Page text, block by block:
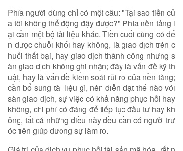
Phía người dùng chỉ có một câu: "Tại sao tiền củ
a tôi không thể động đậy được?" Phía nền tảng l
ại cần một bộ tài liệu khác. Tiền cuối cùng có đế
n được chuỗi khối hay không, là giao dịch trên c
huỗi thất bại, hay giao dịch thành công nhưng s
àn giao dịch không ghi nhận; đây là vấn đề kỹ th
uật, hay là vấn đề kiểm soát rủi ro của nền tảng;
cần bổ sung tài liệu gì, nên diễn đạt thế nào với
sàn giao dịch, sự việc có khả năng phục hồi hay
không, chi phí có đáng để tiếp tục đầu tư hay kh
ông, tất cả những điều này đều cần có người trư
ớc tiên giúp đương sự làm rõ.